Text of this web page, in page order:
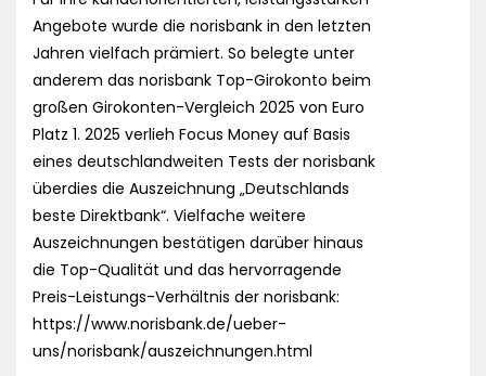
Angebote wurde die norisbank in den letzten
Jahren vielfach prämiert. So belegte unter
anderem das norisbank Top-Girokonto beim
großen Girokonten-Vergleich 2025 von Euro
Platz 1. 2025 verlieh Focus Money auf Basis
eines deutschlandweiten Tests der norisbank
überdies die Auszeichnung „Deutschlands
beste Direktbank“. Vielfache weitere
Auszeichnungen bestätigen darüber hinaus
die Top-Qualität und das hervorragende
Preis-Leistungs-Verhältnis der norisbank:
https://www.norisbank.de/ueber-
uns/norisbank/auszeichnungen.html